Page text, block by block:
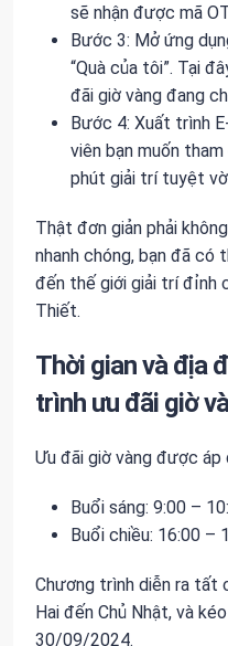
sẽ nhận được mã
Bước 3: Mở ứng
“Quà của tôi”. Tại
đãi giờ vàng đang
Bước 4: Xuất trình
viên bạn muốn
phút giải trí tuyệt
Thật đơn giản phải
nhanh chóng, bạn đã có
đến thế giới giải trí đỉnh
Thiết.
Thời gian và địa
trình ưu đãi giờ
Ưu đãi giờ vàng được áp
Buổi sáng: 9:00 –
Buổi chiều: 16:00 –
Chương trình diễn ra tất
Hai đến Chủ Nhật, và
30/09/2024.